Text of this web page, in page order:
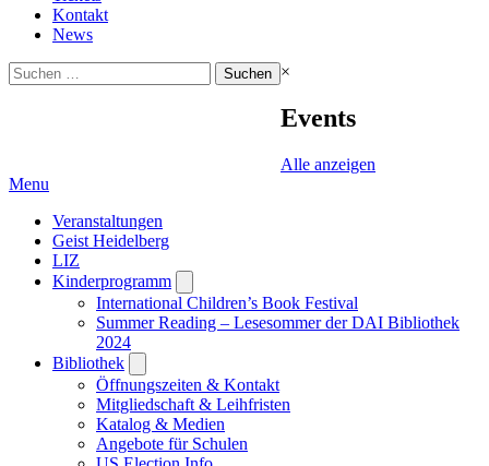
Kontakt
News
Suchen
nach:
×
Events
Alle anzeigen
Menu
Veranstaltungen
Geist Heidelberg
LIZ
Kinderprogramm
submenu
International Children’s Book Festival
Summer Reading – Lesesommer der DAI Bibliothek
2024
Bibliothek
submenu
Öffnungszeiten & Kontakt
Mitgliedschaft & Leihfristen
Katalog & Medien
Angebote für Schulen